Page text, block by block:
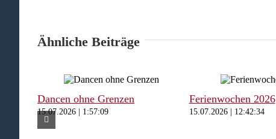
Ähnliche Beiträge
Dancen ohne Grenzen
15.07.2026 | 1:57:09
Ferienwochen 2026
15.07.2026 | 12:42:34